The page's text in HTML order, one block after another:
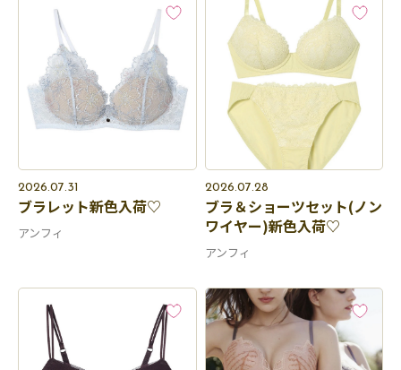
2026.07.31
ブラレット新色入荷♡
アンフィ
2026.07.28
ブラ＆ショーツセット(ノン
ワイヤー)新色入荷♡
アンフィ